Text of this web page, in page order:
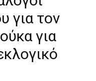
για τον
για